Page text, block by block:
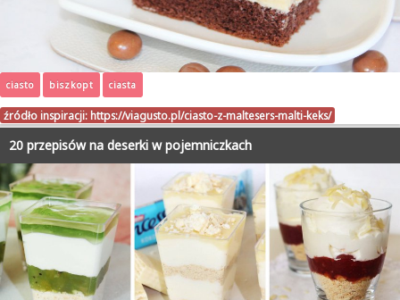
ciasto biszkopt ciasta
źródło inspiracji: https://viagusto.pl/ciasto-z-maltesers-malti-keks/
20 przepisów na deserki w pojemniczkach